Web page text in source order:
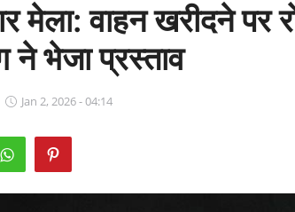
मेला: वाहन खरीदने
ने भेजा प्रस्ताव
Jan 2, 2026 - 04:14